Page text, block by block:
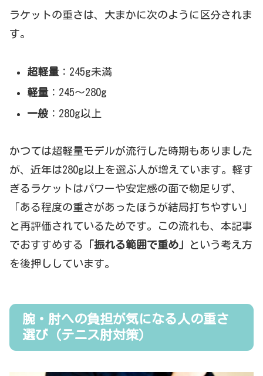
ラケットの重さは、大まかに次のように区分されま
す。
超軽量：245g未満
軽量：245〜280g
一般：280g以上
かつては超軽量モデルが流行した時期もありました
が、近年は280g以上を選ぶ人が増えています。軽す
ぎるラケットはパワーや安定感の面で物足りず、
「ある程度の重さがあったほうが結局打ちやすい」
と再評価されているためです。この流れも、本記事
でおすすめする
「振れる範囲で重め」
という考え方
を後押ししています。
腕・肘への負担が気になる人の重さ
選び（テニス肘対策）